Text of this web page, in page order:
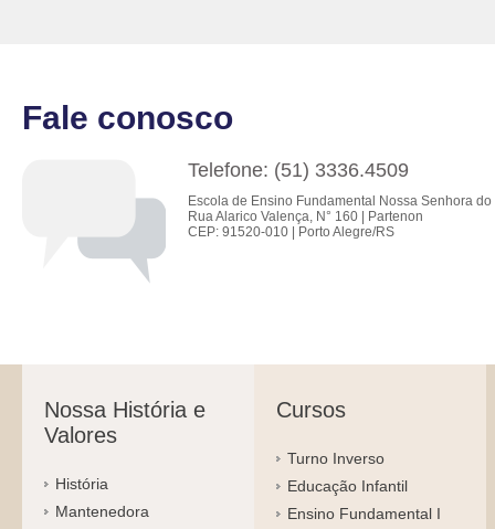
Fale conosco
Telefone: (51) 3336.4509
Escola de Ensino Fundamental Nossa Senhora do
Rua Alarico Valença, N° 160 | Partenon
CEP: 91520-010 | Porto Alegre/RS
Nossa História e
Valores
História
Mantenedora
Cursos
Turno Inverso
Educação Infantil
Ensino Fundamental I